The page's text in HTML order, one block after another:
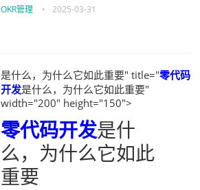
OKR管理 • 2025-03-31
是什么，为什么它如此重要" title="零代码
开发是什么，为什么它如此重要"
width="200" height="150">
零代码开发是什
么，为什么它如此
重要